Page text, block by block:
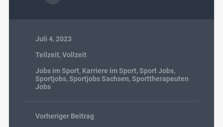
Juli 4, 2023
Teilzeit,Vollzeit
Jobs im Sport, Karriere im Sport,Sport Jobs,
Sportjobs,Sportjobs Sachsen,Sporttherapeuten
Jobs
Vorheriger Beitrag